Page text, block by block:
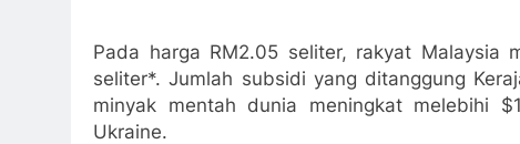
Pada harga RM2.05 seliter, rakyat Malaysia
seliter*. Jumlah subsidi yang ditanggung
minyak mentah dunia meningkat melebihi
Ukraine.